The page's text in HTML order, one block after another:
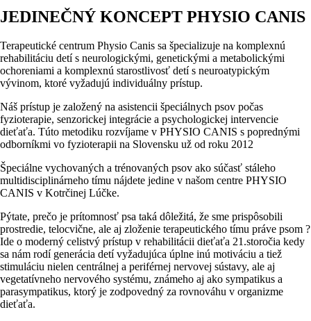
JEDINEČNÝ KONCEPT PHYSIO CANIS
Terapeutické centrum Physio Canis sa špecializuje na komplexnú
rehabilitáciu detí s neurologickými, genetickými a metabolickými
ochoreniami a komplexnú starostlivosť detí s neuroatypickým
vývinom, ktoré vyžadujú individuálny prístup.
Náš prístup je založený na asistencii špeciálnych psov počas
fyzioterapie, senzorickej integrácie a psychologickej intervencie
dieťaťa. Túto metodiku rozvíjame v PHYSIO CANIS s poprednými
odborníkmi vo fyzioterapii na Slovensku už od roku 2012
Špeciálne vychovaných a trénovaných psov ako súčasť stáleho
multidisciplinárneho tímu nájdete jedine v našom centre PHYSIO
CANIS v Kotrčinej Lúčke.
Pýtate, prečo je prítomnosť psa taká dôležitá, že sme prispôsobili
prostredie, telocvične, ale aj zloženie terapeutického tímu práve psom ?
Ide o moderný celistvý prístup v rehabilitácii dieťaťa 21.storočia kedy
sa nám rodí generácia detí vyžadujúca úplne inú motiváciu a tiež
stimuláciu nielen centrálnej a periférnej nervovej sústavy, ale aj
vegetatívneho nervového systému, známeho aj ako sympatikus a
parasympatikus, ktorý je zodpovedný za rovnováhu v organizme
dieťaťa.